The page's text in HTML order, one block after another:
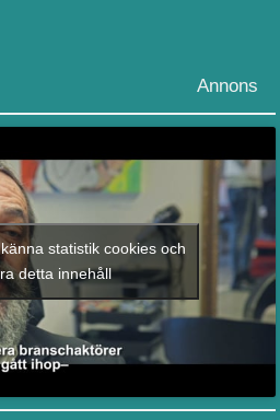
Annons
statistik cookies och
detta innehåll